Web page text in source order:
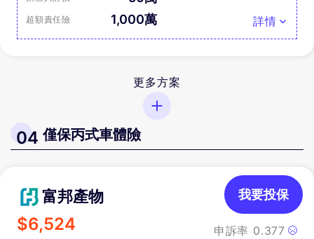
超額責任險 1,000萬 詳情
更多方案
04 僅保丙式車體險
富邦產物
$6,524 申訴率 0.377
我要投保